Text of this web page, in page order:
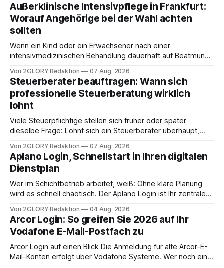
Außerklinische Intensivpflege in Frankfurt:
Worauf Angehörige bei der Wahl achten
sollten
Wenn ein Kind oder ein Erwachsener nach einer
intensivmedizinischen Behandlung dauerhaft auf Beatmung
angewiesen ist, stellt sich für Familien eine schwierige
Frage: Muss die Versorgung dauerhaft in der Klinik bleiben –
oder ist ein Leben zu Hause möglich? Die außerklinische
Intensivpflege bietet genau diese Alternative: Sie
Von 2GLORY Redaktion 07 Aug. 2026
Steuerberater beauftragen: Wann sich
professionelle Steuerberatung wirklich
lohnt
Viele Steuerpflichtige stellen sich früher oder später
dieselbe Frage: Lohnt sich ein Steuerberater überhaupt,
erledigen? Die kurze Antwort: Bei einfachen
Einkommensverhältnissen reicht häufig eine Steuersoftware
aus – sobald jedoch mehrere Einkunftsarten
zusammentreffen oder größere finanzielle Veränderungen
anstehen, zahlt sich professionelle Unterstützung meist
Von 2GLORY Redaktion 07 Aug. 2026
Aplano Login, Schnellstart in Ihren digitalen
Dienstplan
Wer im Schichtbetrieb arbeitet, weiß: Ohne klare Planung
wird es schnell chaotisch. Der Aplano Login ist Ihr zentraler
abwesenheiten und die gesamte kommunikation rund um
Ihr personal digital zu organisieren. In diesem Leitfaden
erfahren Sie alles, was Sie für einen reibungslosen Einstieg
brauchen, von der Registrierung
Von 2GLORY Redaktion 04 Aug. 2026
Arcor Login: So greifen Sie 2026 auf Ihr
Vodafone E-Mail-Postfach zu
Arcor Login auf einen Blick Die Anmeldung für alte Arcor-E-
Mail-Konten erfolgt über Vodafone Systeme. Wer noch eine